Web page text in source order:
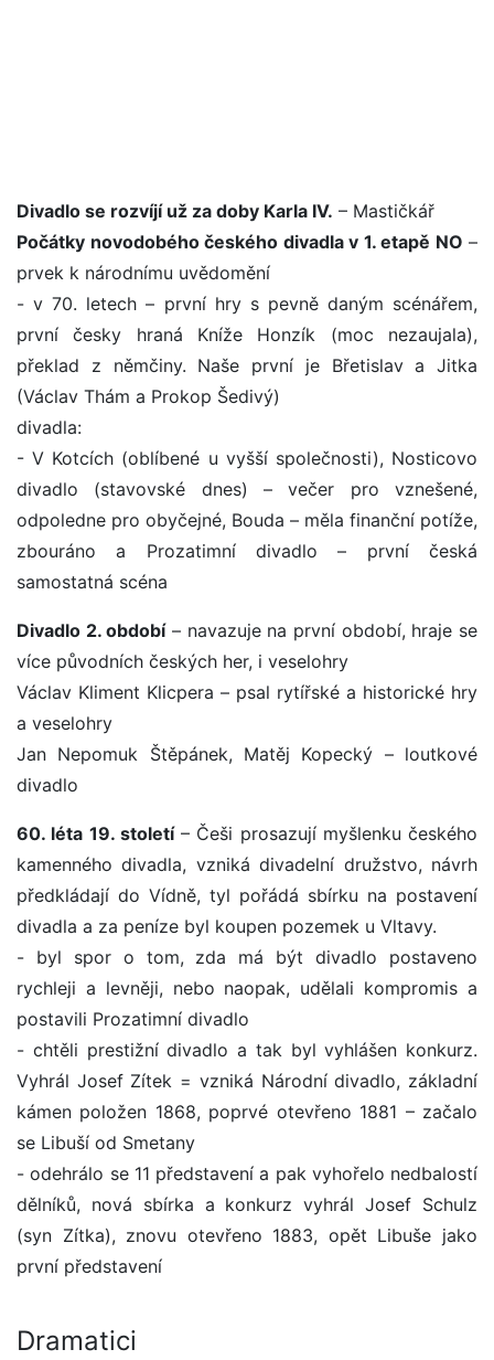
Divadlo se rozvíjí už za doby Karla IV. – Mastičkář
Počátky novodobého českého divadla v 1. etapě NO –
prvek k národnímu uvědomění
- v 70. letech – první hry s pevně daným scénářem,
první česky hraná Kníže Honzík (moc nezaujala),
překlad z němčiny. Naše první je Břetislav a Jitka
(Václav Thám a Prokop Šedivý)
divadla:
- V Kotcích (oblíbené u vyšší společnosti), Nosticovo
divadlo (stavovské dnes) – večer pro vznešené,
odpoledne pro obyčejné, Bouda – měla finanční potíže,
zbouráno a Prozatimní divadlo – první česká
samostatná scéna
Divadlo 2. období– navazuje na první období, hraje se
více původních českých her, i veselohry
Václav Kliment Klicpera – psal rytířské a historické hry
a veselohry
Jan Nepomuk Štěpánek, Matěj Kopecký – loutkové
divadlo
60. léta 19. století– Češi prosazují myšlenku českého
kamenného divadla, vzniká divadelní družstvo, návrh
předkládají do Vídně, tyl pořádá sbírku na postavení
divadla a za peníze byl koupen pozemek u Vltavy.
- byl spor o tom, zda má být divadlo postaveno
rychleji a levněji, nebo naopak, udělali kompromis a
postavili Prozatimní divadlo
- chtěli prestižní divadlo a tak byl vyhlášen konkurz.
Vyhrál Josef Zítek = vzniká Národní divadlo, základní
kámen položen 1868, poprvé otevřeno 1881 – začalo
se Libuší od Smetany
- odehrálo se 11 představení a pak vyhořelo nedbalostí
dělníků, nová sbírka a konkurz vyhrál Josef Schulz
(syn Zítka), znovu otevřeno 1883, opět Libuše jako
první představení
Dramatici